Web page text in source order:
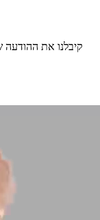
קיבלנו את